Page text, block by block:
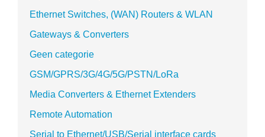
Ethernet Switches, (WAN) Routers & WLAN
Gateways & Converters
Geen categorie
GSM/GPRS/3G/4G/5G/PSTN/LoRa
Media Converters & Ethernet Extenders
Remote Automation
Serial to Ethernet/USB/Serial interface cards